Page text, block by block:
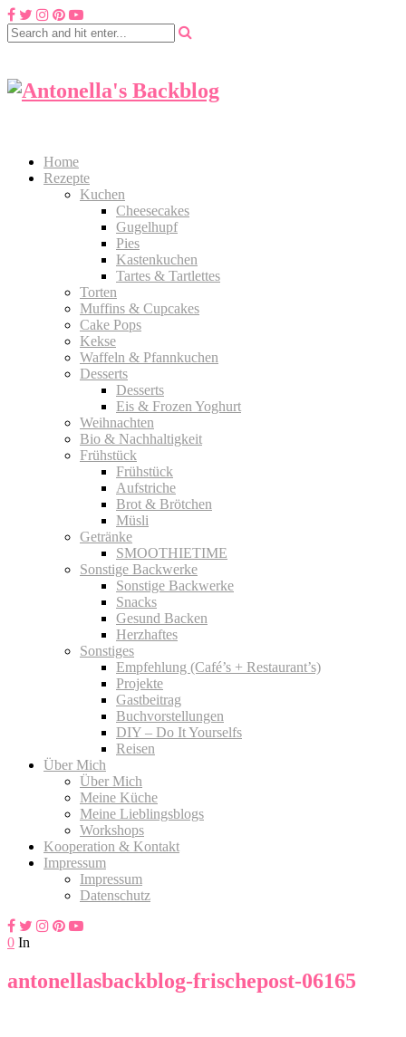
Home
Rezepte
Kuchen
Cheesecakes
Gugelhupf
Pies
Kastenkuchen
Tartes & Tartlettes
Torten
Muffins & Cupcakes
Cake Pops
Kekse
Waffeln & Pfannkuchen
Desserts
Desserts
Eis & Frozen Yoghurt
Weihnachten
Bio & Nachhaltigkeit
Frühstück
Frühstück
Aufstriche
Brot & Brötchen
Müsli
Getränke
SMOOTHIETIME
Sonstige Backwerke
Sonstige Backwerke
Snacks
Gesund Backen
Herzhaftes
Sonstiges
Empfehlung (Café’s + Restaurant’s)
Projekte
Gastbeitrag
Buchvorstellungen
DIY – Do It Yourselfs
Reisen
Über Mich
Über Mich
Meine Küche
Meine Lieblingsblogs
Workshops
Kooperation & Kontakt
Impressum
Impressum
Datenschutz
0 In
antonellasbackblog-frischepost-06165